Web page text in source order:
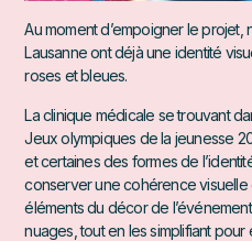
Au moment d’empoigner le
Lausanne ont déjà une identité
roses et bleues.
La clinique médicale se trouvant
Jeux olympiques de la jeunesse
et certaines des formes de
conserver une cohérence visuelle
éléments du décor de
nuages, tout en les simplifiant